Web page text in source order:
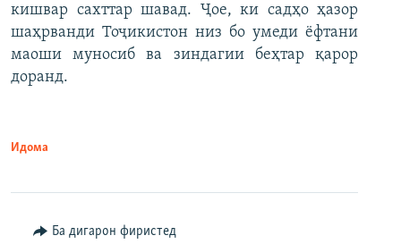
кишвар сахттар шавад. Ҷое, ки садҳо ҳазор
шаҳрванди Тоҷикистон низ бо умеди ёфтани
маоши муносиб ва зиндагии беҳтар қарор
доранд.
Идома
Ба дигарон фиристед